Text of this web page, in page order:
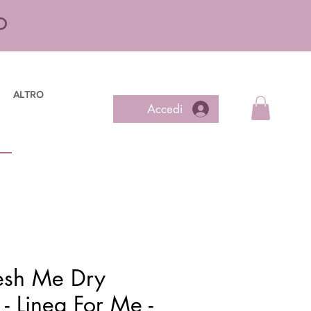
ALTRO
Accedi
Me Dry
Linea For Me -